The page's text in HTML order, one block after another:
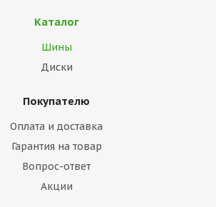
Каталог
Шины
Диски
Покупателю
Оплата и доставка
Гарантия на товар
Вопрос-ответ
Акции